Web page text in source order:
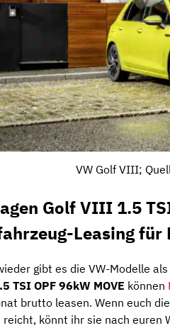
VW Golf VIII;
Golf VIII 1.5
Leasing für
gibt es die VW-Modelle
TSI OPF 96kW MOVE können
brutto leasen. Wenn euch
reicht, könnt ihr sie nach euren